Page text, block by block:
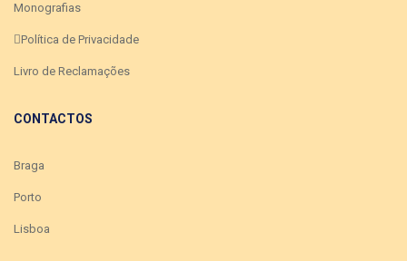
Monografias
Política de Privacidade
Livro de Reclamações
CONTACTOS
Braga
Porto
Lisboa